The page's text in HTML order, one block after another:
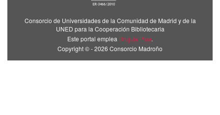
Consorcio de Universidades de la Comunidad de Madrid y de la
UNED para la Cooperación Bibliotecaria
Este portal emplea Brújula Plus.
Copyright © - 2026 Consorcio Madroño